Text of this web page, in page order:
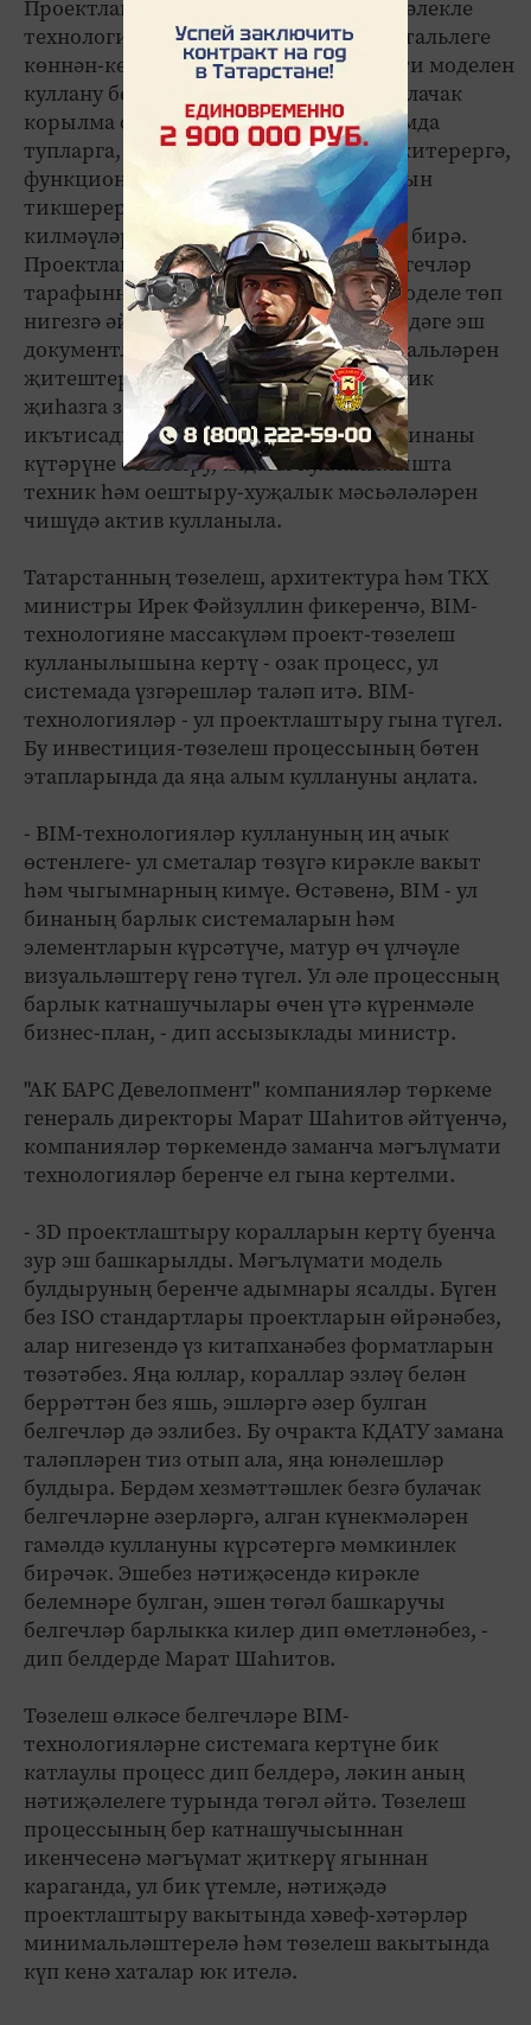
Проектлаштыру өлкәсендәге бу үзенчәлекле
технологиянең популярлыгы һәм акутальлеге
көннән-көн арта. Бинаның мәгълүмати моделен
куллану белгечләр һәм оешмаларга булачак
корылма системасын виртуаль режимда
тупларга, барларга, исәпләргә, туры китерергә,
функциональ яраклыгын, эш сыйфатын
тикшерергә, ә иң мөһиме - эчке туры
килмәүләргә юл куймау мөмкинлеген бирә.
Проектлаштырылучы объектның белгечләр
тарафыннан әзерләнгән мәгъүмати моделе төп
нигезгә әйләнә. Соңрак ул барлык төрдәге эш
документларын булдыру, төзелеш детальләрен
җитештерү, объектны җыю, технологик
җиһазга заказ бирү, аны монтажлау,
икътисадый исәпләүләрне башкару, бинаны
күтәрүне оештыру, алдагы кулланылышта
техник һәм оештыру-хуҗалык мәсьәләләрен
чишүдә актив кулланыла.
Татарстанның төзелеш, архитектура һәм ТКХ
министры Ирек Фәйзуллин фикеренчә, BIM-
технологияне массакүләм проект-төзелеш
кулланылышына кертү - озак процесс, ул
системада үзгәрешләр таләп итә. BIM-
технологияләр - ул проектлаштыру гына түгел.
Бу инвестиция-төзелеш процессының бөтен
этапларында да яңа алым куллануны аңлата.
- BIM-технологияләр куллануның иң ачык
өстенлеге- ул сметалар төзүгә кирәкле вакыт
һәм чыгымнарның кимүе. Өстәвенә, BIM - ул
бинаның барлык системаларын һәм
элементларын күрсәтүче, матур өч үлчәүле
визуальләштерү генә түгел. Ул әле процессның
барлык катнашучылары өчен үтә күренмәле
бизнес-план, - дип ассызыклады министр.
"АК БАРС Девелопмент" компанияләр төркеме
генераль директоры Марат Шаһитов әйтүенчә,
компанияләр төркемендә заманча мәгълүмати
технологияләр беренче ел гына кертелми.
- 3D проектлаштыру коралларын кертү буенча
зур эш башкарылды. Мәгълүмати модель
булдыруның беренче адымнары ясалды. Бүген
без ISO стандартлары проектларын өйрәнәбез,
алар нигезендә үз китапханәбез форматларын
төзәтәбез. Яңа юллар, кораллар эзләү белән
беррәттән без яшь, эшләргә әзер булган
белгечләр дә эзлибез. Бу очракта КДАТУ замана
таләпләрен тиз отып ала, яңа юнәлешләр
булдыра. Бердәм хезмәттәшлек безгә булачак
белгечләрне әзерләргә, алган күнекмәләрен
гамәлдә куллануны күрсәтергә мөмкинлек
бирәчәк. Эшебез нәтиҗәсендә кирәкле
белемнәре булган, эшен төгәл башкаручы
белгечләр барлыкка килер дип өметләнәбез, -
дип белдерде Марат Шаһитов.
Төзелеш өлкәсе белгечләре BIM-
технологияләрне системага кертүне бик
катлаулы процесс дип белдерә, ләкин аның
нәтиҗәлелеге турында төгәл әйтә. Төзелеш
процессының бер катнашучысыннан
икенчесенә мәгъүмат җиткерү ягыннан
караганда, ул бик үтемле, нәтиҗәдә
проектлаштыру вакытында хәвеф-хәтәрләр
минимальләштерелә һәм төзелеш вакытында
күп кенә хаталар юк ителә.